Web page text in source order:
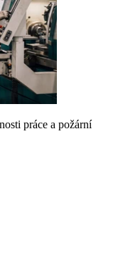
práce a požární